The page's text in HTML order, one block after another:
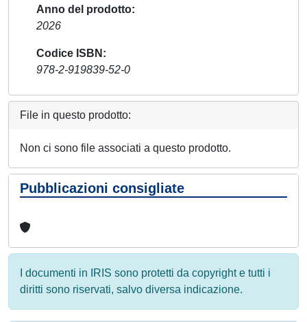
Anno del prodotto
2026
Codice ISBN
978-2-919839-52-0
File in questo prodotto:
Non ci sono file associati a questo prodotto.
Pubblicazioni consigliate
I documenti in IRIS sono protetti da copyright e tutti i
diritti sono riservati, salvo diversa indicazione.